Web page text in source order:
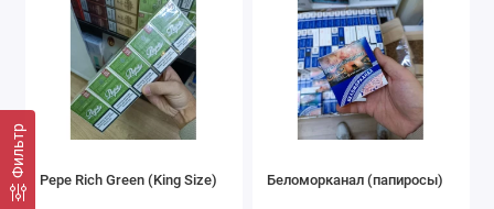
Фильтр
Pepe Rich Green (King Size) Беломорканал (папиросы)